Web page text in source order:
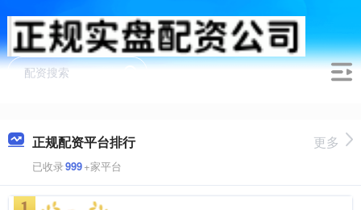
正规配资平台排行
已收录999+家平台
更多